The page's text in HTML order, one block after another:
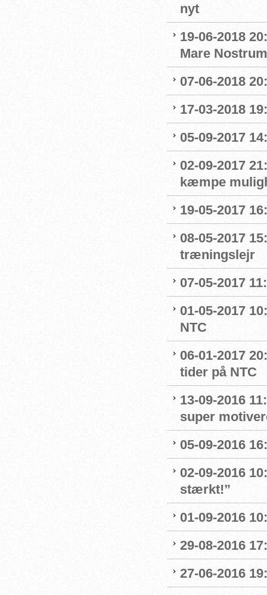
nyt
19-06-2018
Mare Nostrum
07-06-2018
17-03-2018
05-09-2017
02-09-2017
kæmpe
19-05-2017
08-05-2017
træningslejr
07-05-2017
01-05-2017
NTC
06-01-2017
tider på NTC
13-09-2016
super
05-09-2016
02-09-2016
stærkt!”
01-09-2016
29-08-2016
27-06-2016